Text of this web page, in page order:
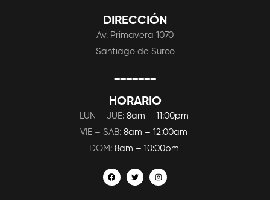
DIRECCIÓN
Av. Primavera 1070
Santiago de Surco
HORARIO
LUN – JUE: 8am – 11:00pm
VIE – SAB: 8am – 12:00am
DOM: 8am – 10:00pm